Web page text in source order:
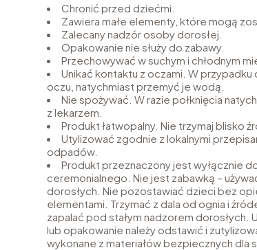
Chronić przed dziećmi.
Zawiera małe elementy, które mogą
Zalecany nadzór osoby dorosłej.
Opakowanie nie służy do zabawy.
Przechowywać w suchym i chłodnym
Unikać kontaktu z oczami. W
oczu, natychmiast przemyć je wodą.
Nie spożywać. W razie połknięcia
z lekarzem.
Produkt łatwopalny. Nie trzymaj blisko
Utylizować zgodnie z lokalnymi
odpadów.
Produkt przeznaczony jest wyłącznie
ceremonialnego. Nie jest zabawką –
dorosłych. Nie pozostawiać dzieci bez
elementami. Trzymać z dala od ognia i
zapalać pod stałym nadzorem dorosłych.
lub opakowanie należy odstawić i
wykonane z materiałów bezpiecznych dla